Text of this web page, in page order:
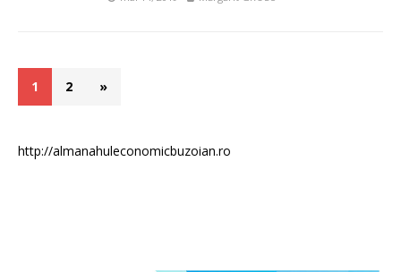
1 2 »
http://almanahuleconomicbuzoian.ro